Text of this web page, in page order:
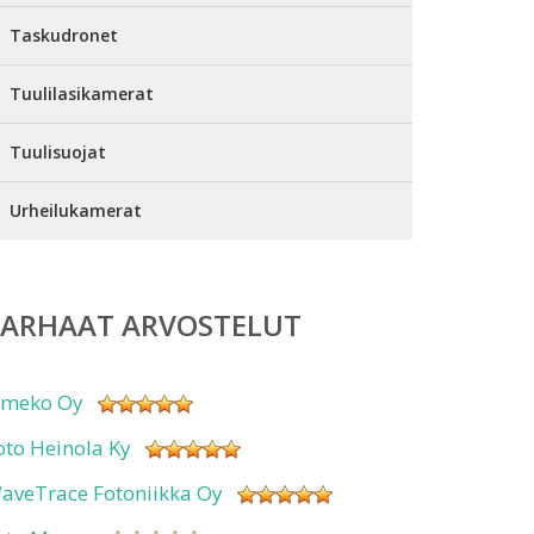
Taskudronet
Tuulilasikamerat
Tuulisuojat
Urheilukamerat
ARVOSTELUT
Oy
Heinola Ky
Fotoniikka Oy